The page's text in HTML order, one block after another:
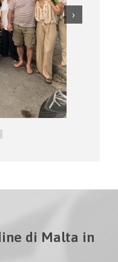
di Malta in